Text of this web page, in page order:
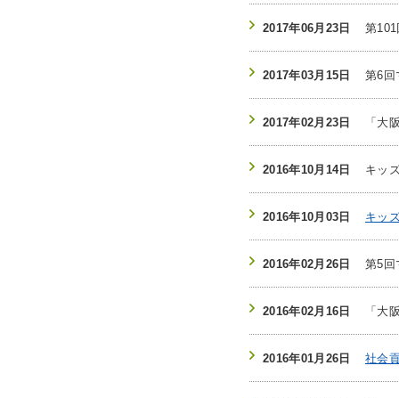
2017年06月23日 第
2017年03月15日 第6回
2017年02月23日 「大
2016年10月14日 キッ
2016年10月03日 キッ
2016年02月26日 第5回
2016年02月16日 「大
2016年01月26日 社会